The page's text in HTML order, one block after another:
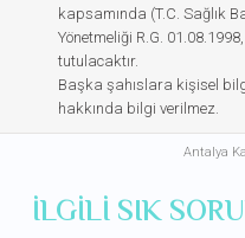
kapsamında (T.C. Sağlık
Yönetmeliği R.G.
tutulacaktır.
Başka şahıslara kişisel
hakkında bilgi verilmez.
Antalya
ILGILI SIK